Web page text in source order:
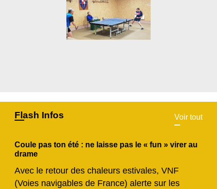
Flash Infos Voir tout
Coule pas ton été : ne laisse pas le « fun » virer au
drame
Avec le retour des chaleurs estivales, VNF
(Voies navigables de France) alerte sur les